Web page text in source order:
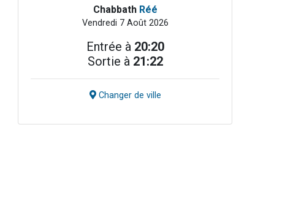
Chabbath Réé
Vendredi 7 Août 2026
Entrée à 20:20
Sortie à 21:22
Changer de ville